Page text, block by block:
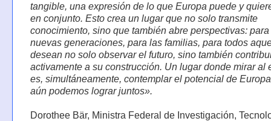
tangible, una expresión de lo que Europa puede y
en conjunto. Esto crea un lugar que no solo transmite
conocimiento, sino que también abre perspectivas:
nuevas generaciones, para las familias, para todos
desean no solo observar el futuro, sino también
activamente a su construcción. Un lugar donde mirar al
es, simultáneamente, contemplar el potencial de
aún podemos lograr juntos».
Dorothee Bär, Ministra Federal de Investigación,